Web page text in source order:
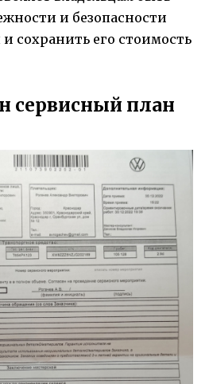
и безопасности
сохранить его стоимость
сервисный план